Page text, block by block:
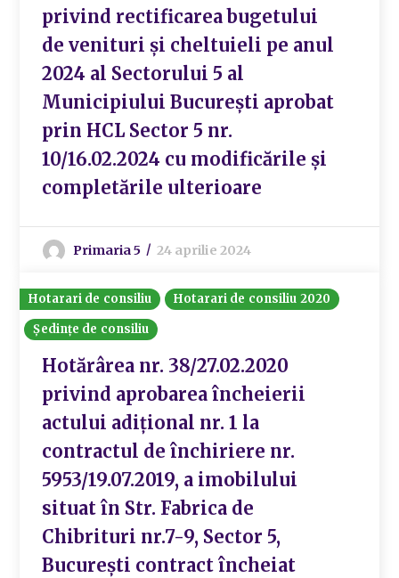
privind rectificarea bugetului
de venituri și cheltuieli pe anul
2024 al Sectorului 5 al
Municipiului București aprobat
prin HCL Sector 5 nr.
10/16.02.2024 cu modificările și
completările ulterioare
Primaria 5 24 aprilie 2024
Hotarari de consiliu
Hotarari de consiliu 2020
Ședințe de consiliu
Hotărârea nr. 38/27.02.2020
privind aprobarea încheierii
actului adiţional nr. 1 la
contractul de închiriere nr.
5953/19.07.2019, a imobilului
situat în Str. Fabrica de
Chibrituri nr.7-9, Sector 5,
București contract încheiat